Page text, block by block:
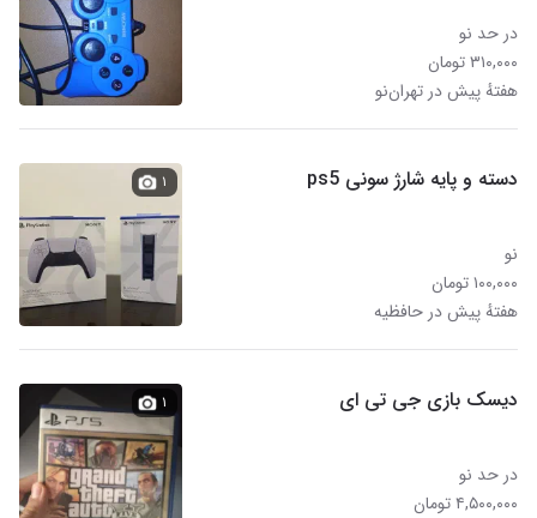
در حد نو
۳۱۰,۰۰۰ تومان
هفتهٔ پیش در تهران‌نو
دسته و پایه شارژ سونی ps5
نو
۱۰۰,۰۰۰ تومان
هفتهٔ پیش در حافظیه
۱
دیسک بازی جی تی ای
در حد نو
۴,۵۰۰,۰۰۰ تومان
۱